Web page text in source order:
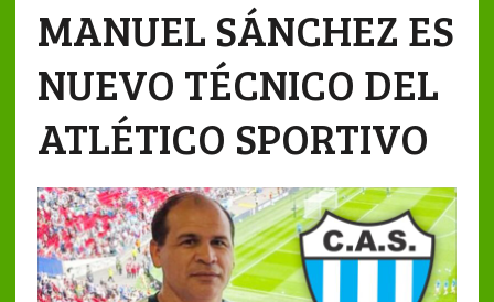
MANUEL SÁNCHEZ ES
NUEVO TÉCNICO DEL
ATLÉTICO SPORTIVO